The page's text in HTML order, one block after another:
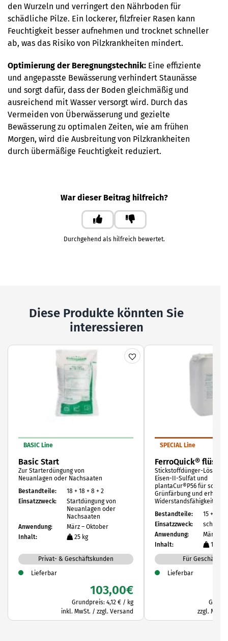
den Wurzeln und verringert den Nährboden für
schädliche Pilze. Ein lockerer, filzfreier Rasen kann
Feuchtigkeit besser aufnehmen und trocknet schneller
ab, was das Risiko von Pilzkrankheiten mindert.
Optimierung der Beregnungstechnik: Eine effiziente
und angepasste Bewässerung verhindert Staunässe
und sorgt dafür, dass der Boden gleichmäßig und
ausreichend mit Wasser versorgt wird. Durch das
Vermeiden von Überwässerung und gezielte
Bewässerung zu optimalen Zeiten, wie am frühen
Morgen, wird die Ausbreitung von Pilzkrankheiten
durch übermäßige Feuchtigkeit reduziert.
War dieser Beitrag hilfreich?
Ja Nein
Durchgehend als hilfreich bewertet.
Diese Produkte könnten Sie
interessieren
BASIC Line
Basic Start
Zur Starterdüngung von
Neuanlagen oder Nachsaaten
Bestandteile:
18 + 18 + 8 + 2
Einsatzzweck:
Startdüngung von
Neuanlagen oder
Nachsaaten
Anwendung:
März – Oktober
Inhalt:
25 kg
Privat- & Geschäftskunden
Lieferbar
103,00€
Grundpreis: 4,12 € / kg
inkl. MwSt. / zzgl. Versand
SPECIAL Line
FerroQuick® flüssig
Stickstoffdünger-Lösung
Eisen-II-Sulfat und
plantaCur®P56 für
Grünfärbung und erhöhte
Widerstandsfähigkeit
Bestandteile:
15 + 0 +
Einsatzzweck:
Anwendung:
März –
Inhalt:
10
Für
Lieferbar
zzgl.